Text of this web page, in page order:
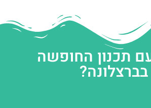
תכנון החופשה
בברצלונה?